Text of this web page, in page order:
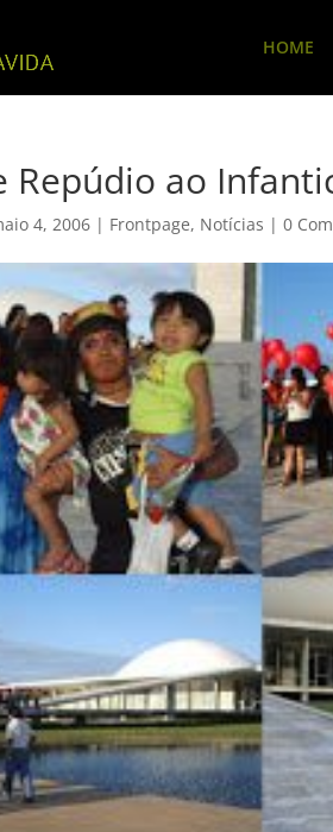
HOME
Repúdio ao
4, 2006 | Frontpage, Notícias |0